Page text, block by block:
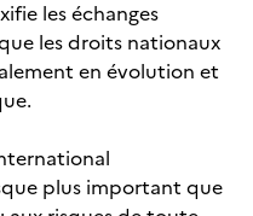
les échanges
les droits nationaux
en évolution et
plus important que